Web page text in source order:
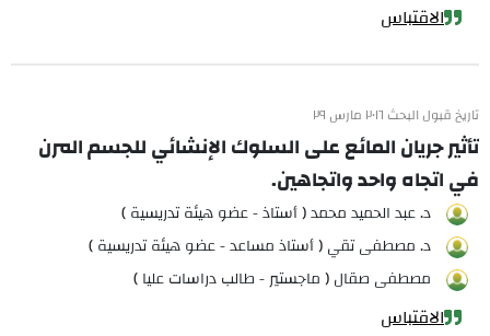
الاقتباس
تاريخ قبول البحث ٢٠١٦ مارس ٢٩
تأثير جريان المائع على السلوك الإنشائي للجسم المرن
في اتجاه واحد واتجاهين.
د. عبد الحميد محمد ( أستاذ - عضو هيئة تدريسية )
د. مصطفى تقي ( أستاذ مساعد - عضو هيئة تدريسية )
مصطفى صقال ( ماجستير - طالب دراسات عليا )
الاقتباس